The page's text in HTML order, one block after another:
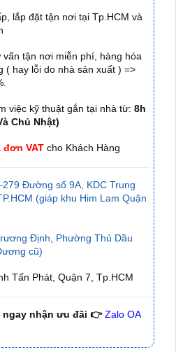
vấn tận nơi miễn phí, hàng hóa
( hay lỗi do nhà sản xuất ) =>
việc kỹ thuật gắn tại nhà từ:8h
Chủ Nhật)
đơn VATcho Khách Hàng
Đường số 9A, KDC Trung
Định, Phường Thủ Dầu
cũ)
Tấn Phát, Quận 7, Tp.HCM
nhận ưu đãi 👉 Zalo OA